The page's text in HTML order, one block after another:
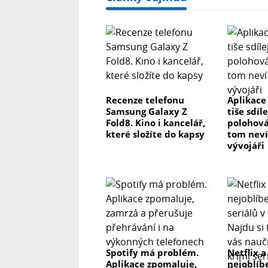
Recenze telefonu
Samsung Galaxy Z
Fold8. Kino i kancelář,
které složíte do kapsy
tiše
tom
vývojáři
Spotify má problém.
Aplikace zpomaluje,
Netflix a